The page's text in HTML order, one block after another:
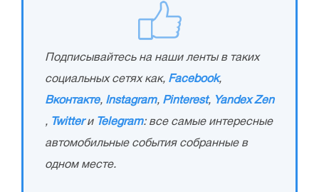
Подписывайтесь на наши ленты в таких
социальных сетях как, Facebook,
Вконтакте, Instagram, Pinterest, Yandex Zen
, Twitterи Telegram: все самые интересные
автомобильные события собранные в
одном месте.